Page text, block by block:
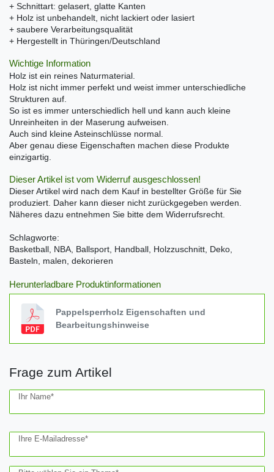
+ Schnittart: gelasert, glatte Kanten
+ Holz ist unbehandelt, nicht lackiert oder lasiert
+ saubere Verarbeitungsqualität
+ Hergestellt in Thüringen/Deutschland
Wichtige Information
Holz ist ein reines Naturmaterial.
Holz ist nicht immer perfekt und weist immer unterschiedliche
Strukturen auf.
So ist es immer unterschiedlich hell und kann auch kleine
Unreinheiten in der Maserung aufweisen.
Auch sind kleine Asteinschlüsse normal.
Aber genau diese Eigenschaften machen diese Produkte
einzigartig.
Dieser Artikel ist vom Widerruf ausgeschlossen!
Dieser Artikel wird nach dem Kauf in bestellter Größe für Sie
produziert. Daher kann dieser nicht zurückgegeben werden.
Näheres dazu entnehmen Sie bitte dem Widerrufsrecht.
Schlagworte:
Basketball, NBA, Ballsport, Handball, Holzzuschnitt, Deko,
Basteln, malen, dekorieren
Herunterladbare Produktinformationen
Pappelsperrholz Eigenschaften und
Bearbeitungshinweise
Frage zum Artikel
Ihr Name*
Ihre E-Mailadresse*
Ceres::Template.mailFormHoneypotLabel